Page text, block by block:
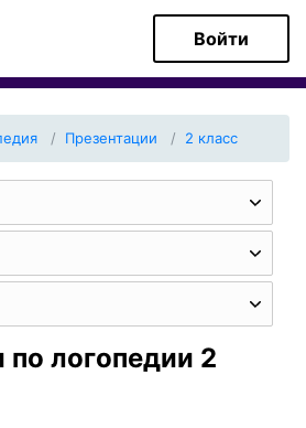
Войти
Презентации 2 класс
по логопедии 2